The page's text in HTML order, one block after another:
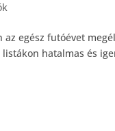
az egész futóévet
hatalmas és